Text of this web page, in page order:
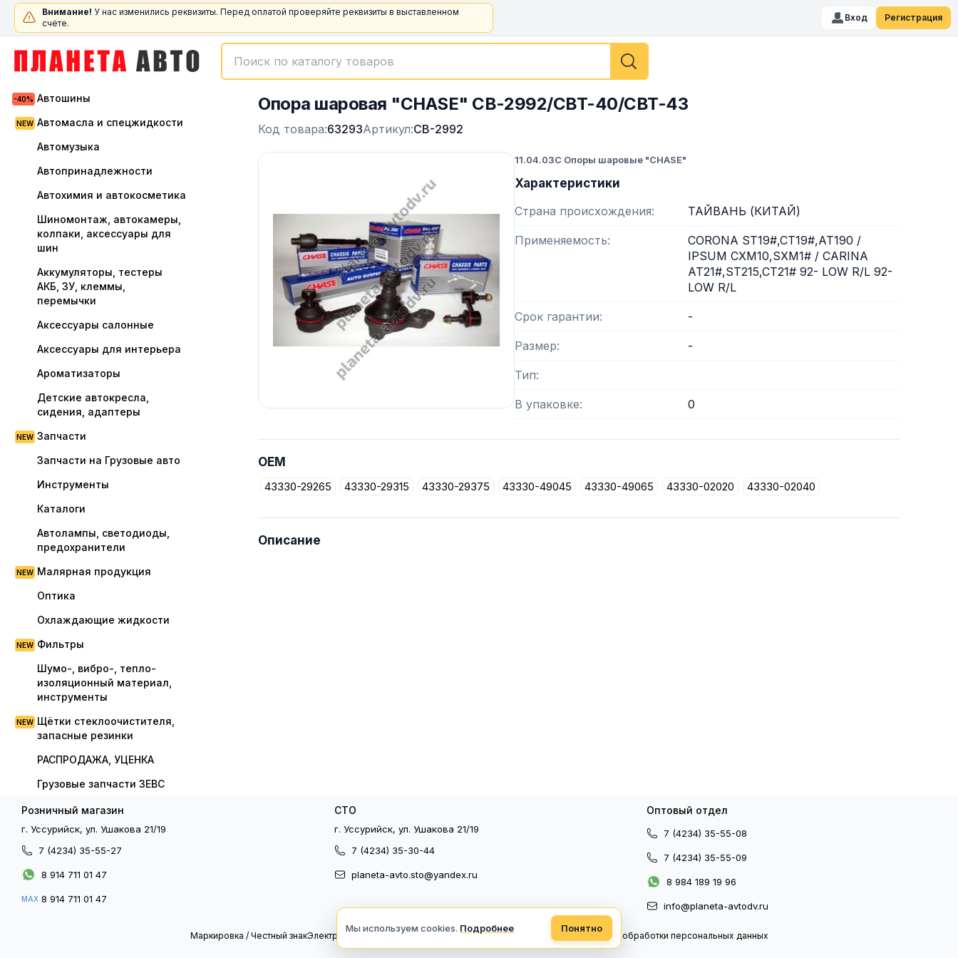
Внимание! У нас изменились реквизиты. Перед оплатой проверяйте реквизиты в выставленном
счёте.
Вход Регистрация
Автошины
Автомасла и спецжидкости
Автомузыка
Автопринадлежности
Автохимия и автокосметика
Шиномонтаж, автокамеры,
колпаки, аксессуары для
шин
Аккумуляторы, тестеры
АКБ, ЗУ, клеммы,
перемычки
Аксессуары салонные
Аксессуары для интерьера
Ароматизаторы
Детские автокресла,
сидения, адаптеры
Запчасти
Запчасти на Грузовые авто
Инструменты
Каталоги
Автолампы, светодиоды,
предохранители
Малярная продукция
Оптика
Охлаждающие жидкости
Фильтры
Шумо-, вибро-, тепло-
изоляционный материал,
инструменты
Щётки стеклоочистителя,
запасные резинки
РАСПРОДАЖА, УЦЕНКА
Грузовые запчасти ЗЕВС
Опора шаровая "CHASE" CB-2992/CBT-40/CBT-43
Код товара:63293Артикул:CB-2992
11.04.03C Опоры шаровые "CHASE"
Характеристики
Страна происхождения
ТАЙВАНЬ (КИТАЙ)
Применяемость
CORONA ST19#,CT19#,AT190 /
IPSUM CXM10,SXM1# / CARINA
AT21#,ST215,CT21# 92- LOW R/L 92-
LOW R/L
Срок гарантии -
Размер -
Тип
В упаковке 0
OEM
43330-29265 43330-29315 43330-29375 43330-49045 43330-49065 43330-02020 43330-02040
Описание
Розничный магазин
г. Уссурийск, ул. Ушакова 21/19
7 (4234) 35-55-27
8 914 711 01 47
MAX 8 914 711 01 47
СТО
г. Уссурийск, ул. Ушакова 21/19
7 (4234) 35-30-44
planeta-avto.sto@yandex.ru
Оптовый отдел
7 (4234) 35-55-08
7 (4234) 35-55-09
8 984 189 19 96
info@planeta-avtodv.ru
Маркировка / Честный знакЭлектронный документооборот Политика конфиденциальности Политика обработки персональных данных
Мы используем cookies. Подробнее Понятно